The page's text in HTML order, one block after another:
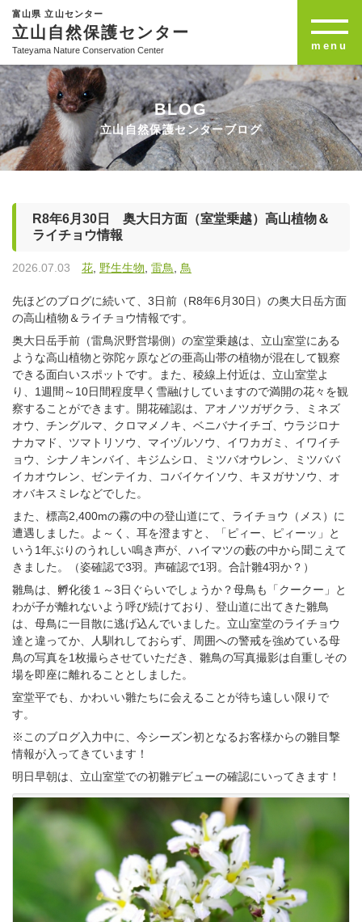
富山県 立山センター
立山自然保護センター
Tateyama Nature Conservation Center menu
BLOG
立山自然保護センターブログ
R8年6月30日 奥大日方面（室堂乗越）高山植物＆
ライチョウ情報
2026.07.03 花 野生生物 雷鳥 鳥
先ほどのブログに続いて、3日前（R8年6月30日）の奥大日岳方面
の高山植物＆ライチョウ情報です。
奥大日岳手前（雷鳥沢野営場側）の室堂乗越は、立山室堂にある
ような高山植物と弥陀ヶ原などの亜高山帯の植物が混在して観察
できる面白いスポットです。また、稜線上付近は、立山室堂よ
り、1週間～10日間程度早く雪融けしていますので満開の花々を観
察することができます。開花確認は、アオノツガザクラ、ミネズ
オウ、チングルマ、クロマメノキ、ベニバナイチゴ、ウラジロナ
ナカマド、ツマトリソウ、マイヅルソウ、イワカガミ、イワイチ
ョウ、シナノキンバイ、キジムシロ、ミツバオウレン、ミツババ
イカオウレン、ゼンテイカ、コバイケイソウ、キヌガサソウ、オ
オバキスミレなどでした。
また、標高2,400mの霧の中の登山道にて、ライチョウ（メス）に
遭遇しました。よ～く、耳を澄ますと、「ピィー、ピィーッ」と
いう1年ぶりのうれしい鳴き声が、ハイマツの藪の中から聞こえて
きました。（姿確認で3羽。声確認で1羽。合計雛4羽か？）
雛鳥は、孵化後１～3日ぐらいでしょうか？母鳥も「クークー」と
わが子が離れないよう呼び続けており、登山道に出てきた雛鳥
は、母鳥に一目散に逃げ込んでいました。立山室堂のライチョウ
達と違ってか、人馴れしておらず、周囲への警戒を強めている母
鳥の写真を1枚撮らさせていただき、雛鳥の写真撮影は自重しその
場を即座に離れることとしました。
室堂平でも、かわいい雛たちに会えることが待ち遠しい限りで
す。
※このブログ入力中に、今シーズン初となるお客様からの雛目撃
情報が入ってきています！
明日早朝は、立山室堂での初雛デビューの確認にいってきます！